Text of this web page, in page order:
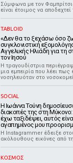
Σύμφωνα με τον
είναι έτοιμος να
TABLOID
«Δεν θα το ξεχάσω όσο
συγκλονιστική
Αγγελικής Ηλιάδη για τη
τον Ιησού
Η τραγουδίστρια
μια εμπειρία που λέει πως
νοσηλευόταν στο
SOCIAL
Η Ιωάννα Τούνη
διακοπές της στη
έχω ταξιδέψει, αυτός
αγαπημένος μου
Η Instagrammer έδειξε
ακόλουθους εικόνες από
ΚΟΣΜΟΣ